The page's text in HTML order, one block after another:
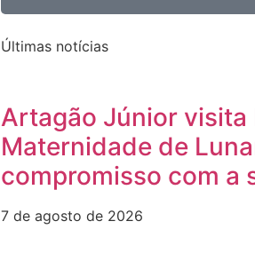
Últimas notícias
Artagão Júnior visita
Maternidade de
compromisso com a
7 de agosto de 2026